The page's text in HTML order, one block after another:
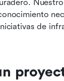
de
de TI